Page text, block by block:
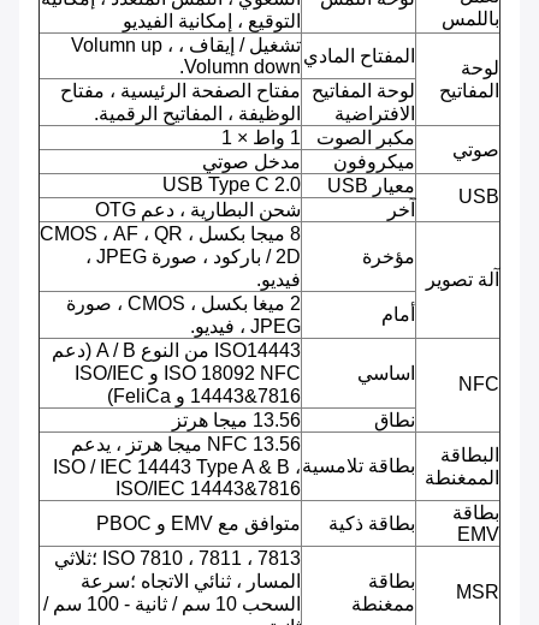
باللمس
التوقيع ، إمكانية الفيديو
لوحة
المفاتيح
المفتاح المادي
تشغيل / إيقاف ، Volumn up ،
Volumn down.
لوحة المفاتيح
الافتراضية
مفتاح الصفحة الرئيسية ، مفتاح
الوظيفة ، المفاتيح الرقمية.
صوتي
مكبر الصوت
1 واط × 1
ميكروفون
مدخل صوتي
USB
معيار USB
USB Type C 2.0
آخر
شحن البطارية ، دعم OTG
آلة تصوير
مؤخرة
8 ميجا بكسل ، CMOS ، AF ، QR
/ 2D باركود ، صورة JPEG ،
فيديو.
أمام
2 ميغا بكسل ، CMOS ، صورة
JPEG ، فيديو.
NFC
اساسي
ISO14443 من النوع A / B (دعم
ISO 18092 NFC و ISO/IEC
14443&7816 و FeliCa)
نطاق
13.56 ميجا هرتز
البطاقة
الممغنطة
بطاقة تلامسية
NFC 13.56 ميجا هرتز ، يدعم
ISO / IEC 14443 Type A & B ،
ISO/IEC 14443&7816
بطاقة
EMV
بطاقة ذكية متوافق مع EMV و PBOC
MSR
بطاقة
ممغنطة
ISO 7810 ، 7811 ، 7813 ؛ثلاثي
المسار ، ثنائي الاتجاه ؛سرعة
السحب 10 سم / ثانية - 100 سم /